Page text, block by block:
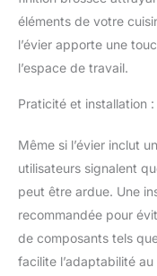
éléments de votre
l’évier apporte une
l’espace de travail.
Praticité et installation
Même si l’évier inclut
utilisateurs signalent
peut être ardue. Une
recommandée pour
de composants tels
facilite l’adaptabilité